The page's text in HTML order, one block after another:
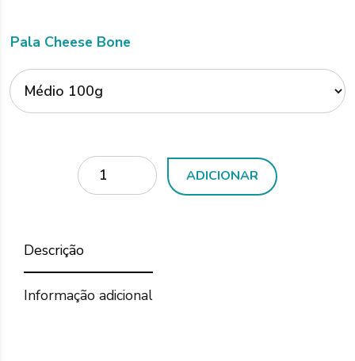
Pala Cheese Bone
Quantidade ADICIONAR
Descrição
Informação adicional